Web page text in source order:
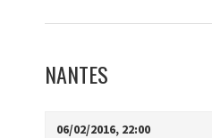
NANTES
06/02/2016, 22:00